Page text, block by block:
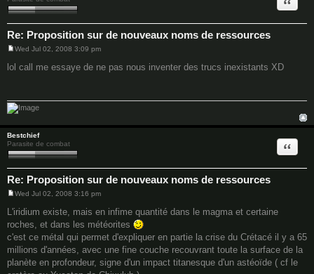
Re: Proposition sur de nouveaux noms de ressources
o
s
Wed Jul 02, 2008 3:09 pm
lol call me essaye de ne pas nous inventer des trucs inexistants XD
Bestchief
Parasite de combat
Re: Proposition sur de nouveaux noms de ressources
Quote
s
t
Wed Jul 02, 2008 3:16 pm
L'iridium existe, mais en infime quantité dans le magma et certaine
roches, et dans les météorites
c'est ce métal qui permet d'expliquer en partie la crise du Crétacé il y a 65
millions d'années, avec une fine couche recouvrant toute la surface de la
planète en profondeur, signe d'un impact titanesque d'un astéoïde ( cf le